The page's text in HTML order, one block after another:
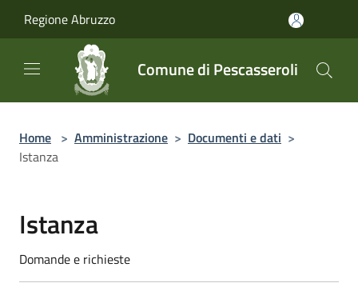
Regione Abruzzo
Comune di Pescasseroli
Home > Amministrazione > Documenti e dati >
Istanza
Istanza
Domande e richieste